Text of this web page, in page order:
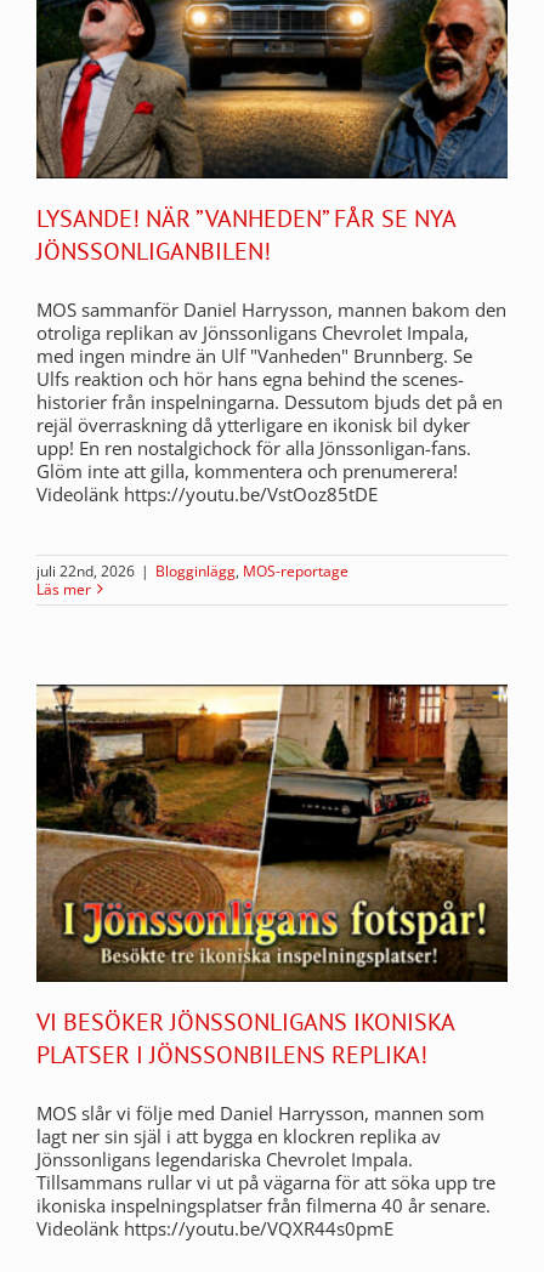
LYSANDE! NÄR ”VANHEDEN” FÅR SE NYA
JÖNSSONLIGANBILEN!
MOS sammanför Daniel Harrysson, mannen bakom den
otroliga replikan av Jönssonligans Chevrolet Impala,
med ingen mindre än Ulf "Vanheden" Brunnberg. Se
Ulfs reaktion och hör hans egna behind the scenes-
historier från inspelningarna. Dessutom bjuds det på en
rejäl överraskning då ytterligare en ikonisk bil dyker
upp! En ren nostalgichock för alla Jönssonligan-fans.
Glöm inte att gilla, kommentera och prenumerera!
Videolänk https://youtu.be/VstOoz85tDE
juli 22nd, 2026 | Blogginlägg, MOS-reportage
Läs mer
VI BESÖKER JÖNSSONLIGANS IKONISKA
PLATSER I JÖNSSONBILENS REPLIKA!
MOS slår vi följe med Daniel Harrysson, mannen som
lagt ner sin själ i att bygga en klockren replika av
Jönssonligans legendariska Chevrolet Impala.
Tillsammans rullar vi ut på vägarna för att söka upp tre
ikoniska inspelningsplatser från filmerna 40 år senare.
Videolänk https://youtu.be/VQXR44s0pmE